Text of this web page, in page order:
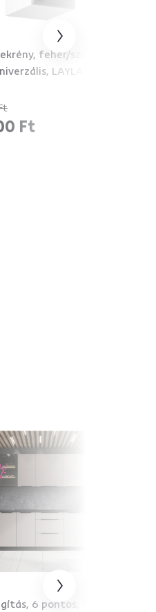
fehér/szürke
LAYLA G30
Ft
6 pontos, fehér,